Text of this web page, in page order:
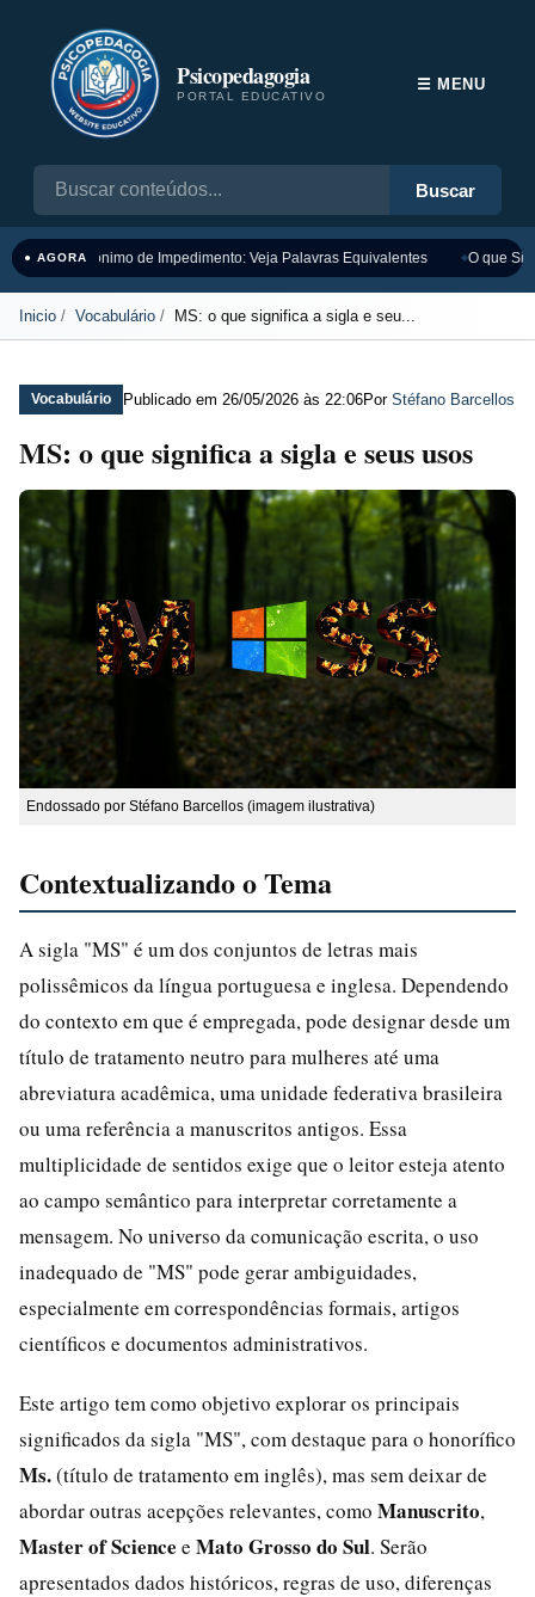
Psicopedagogia
PORTAL EDUCATIVO
Buscar
☰ MENU
● AGORASinônimo de Impedimento: Veja Palavras Equivalentes O que
Inicio Vocabulário MS: o que significa a sigla e seu...
Vocabulário Publicado em 26/05/2026 às 22:06Por Stéfano Barcellos
MS: o que significa a sigla e seus usos
Endossado por Stéfano Barcellos (imagem ilustrativa)
Contextualizando o Tema
A sigla "MS" é um dos conjuntos de letras mais
polissêmicos da língua portuguesa e inglesa. Dependendo
do contexto em que é empregada, pode designar desde um
título de tratamento neutro para mulheres até uma
abreviatura acadêmica, uma unidade federativa brasileira
ou uma referência a manuscritos antigos. Essa
multiplicidade de sentidos exige que o leitor esteja atento
ao campo semântico para interpretar corretamente a
mensagem. No universo da comunicação escrita, o uso
inadequado de "MS" pode gerar ambiguidades,
especialmente em correspondências formais, artigos
científicos e documentos administrativos.
Este artigo tem como objetivo explorar os principais
significados da sigla "MS", com destaque para o honorífico
Ms.(título de tratamento em inglês), mas sem deixar de
abordar outras acepções relevantes, como Manuscrito,
Master of Science e Mato Grosso do Sul. Serão
apresentados dados históricos, regras de uso, diferenças